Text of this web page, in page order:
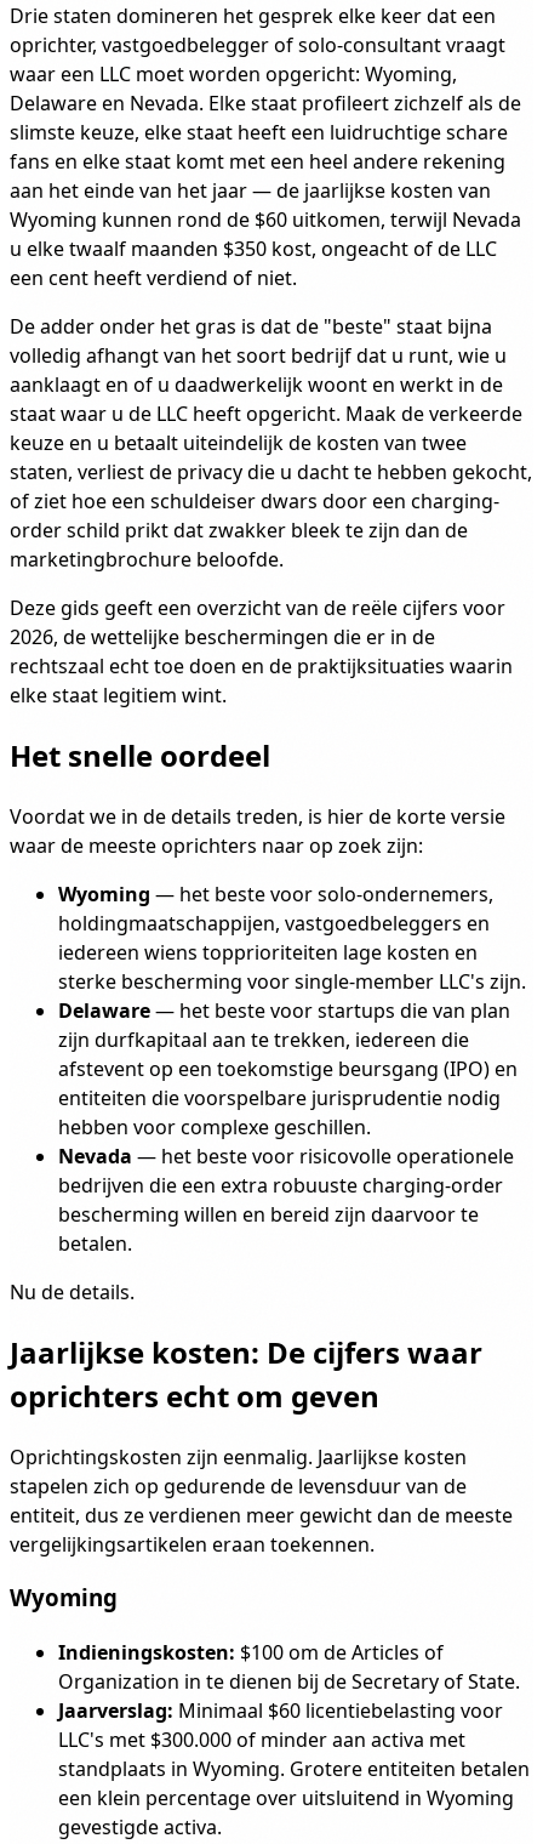
Drie staten domineren het gesprek elke keer dat een
oprichter, vastgoedbelegger of solo-consultant vraagt
waar een LLC moet worden opgericht: Wyoming,
Delaware en Nevada. Elke staat profileert zichzelf als de
slimste keuze, elke staat heeft een luidruchtige schare
fans en elke staat komt met een heel andere rekening
aan het einde van het jaar — de jaarlijkse kosten van
Wyoming kunnen rond de $60 uitkomen, terwijl Nevada
u elke twaalf maanden $350 kost, ongeacht of de LLC
een cent heeft verdiend of niet.
De adder onder het gras is dat de "beste" staat bijna
volledig afhangt van het soort bedrijf dat u runt, wie u
aanklaagt en of u daadwerkelijk woont en werkt in de
staat waar u de LLC heeft opgericht. Maak de verkeerde
keuze en u betaalt uiteindelijk de kosten van twee
staten, verliest de privacy die u dacht te hebben gekocht,
of ziet hoe een schuldeiser dwars door een charging-
order schild prikt dat zwakker bleek te zijn dan de
marketingbrochure beloofde.
Deze gids geeft een overzicht van de reële cijfers voor
2026, de wettelijke beschermingen die er in de
rechtszaal echt toe doen en de praktijksituaties waarin
elke staat legitiem wint.
Het snelle oordeel
Voordat we in de details treden, is hier de korte versie
waar de meeste oprichters naar op zoek zijn:
Wyoming — het beste voor solo-ondernemers,
holdingmaatschappijen, vastgoedbeleggers en
iedereen wiens topprioriteiten lage kosten en
sterke bescherming voor single-member LLC's zijn.
Delaware— het beste voor startups die van plan
zijn durfkapitaal aan te trekken, iedereen die
afstevent op een toekomstige beursgang (IPO) en
entiteiten die voorspelbare jurisprudentie nodig
hebben voor complexe geschillen.
Nevada — het beste voor risicovolle operationele
bedrijven die een extra robuuste charging-order
bescherming willen en bereid zijn daarvoor te
betalen.
Nu de details.
Jaarlijkse kosten: De cijfers waar
oprichters echt om geven
Oprichtingskosten zijn eenmalig. Jaarlijkse kosten
stapelen zich op gedurende de levensduur van de
entiteit, dus ze verdienen meer gewicht dan de meeste
vergelijkingsartikelen eraan toekennen.
Wyoming
Indieningskosten: $100 om de Articles of
Organization in te dienen bij de Secretary of State.
Jaarverslag: Minimaal $60 licentiebelasting voor
LLC's met $300.000 of minder aan activa met
standplaats in Wyoming. Grotere entiteiten betalen
een klein percentage over uitsluitend in Wyoming
gevestigde activa.